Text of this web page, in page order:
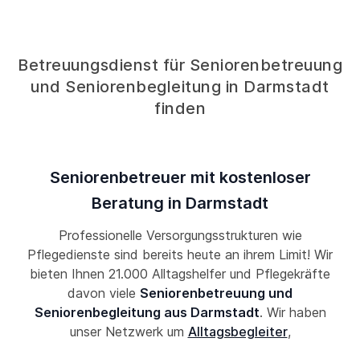
Betreuungsdienst für Seniorenbetreuung
und Seniorenbegleitung in Darmstadt
finden
Seniorenbetreuer mit kostenloser
Beratung in Darmstadt
Professionelle Versorgungsstrukturen wie
Pflegedienste sind bereits heute an ihrem Limit! Wir
bieten Ihnen 21.000 Alltagshelfer und Pflegekräfte
davon viele Seniorenbetreuung und
Seniorenbegleitung aus Darmstadt. Wir haben
unser Netzwerk um Alltagsbegleiter,